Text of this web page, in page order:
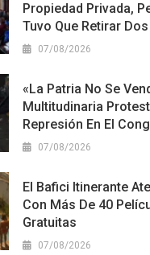
Propiedad Privada,
Tuvo Que Retirar
07/08/2026
«La Patria No Se
Multitudinaria
Represión En El
07/08/2026
El Bafici Itinerante
Con Más De 40
Gratuitas
07/08/2026